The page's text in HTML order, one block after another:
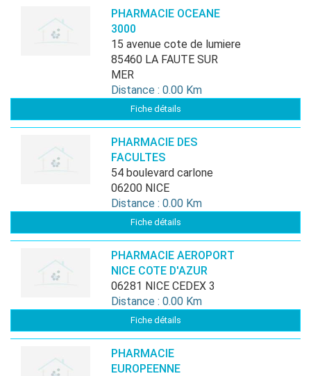
PHARMACIE OCEANE
3000
15 avenue cote de lumiere
85460 LA FAUTE SUR
MER
Distance : 0.00 Km
Fiche détails
PHARMACIE DES
FACULTES
54 boulevard carlone
06200 NICE
Distance : 0.00 Km
Fiche détails
PHARMACIE AEROPORT
NICE COTE D'AZUR
06281 NICE CEDEX 3
Distance : 0.00 Km
Fiche détails
PHARMACIE
EUROPEENNE